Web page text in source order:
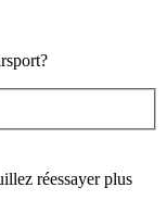
réessayer plus